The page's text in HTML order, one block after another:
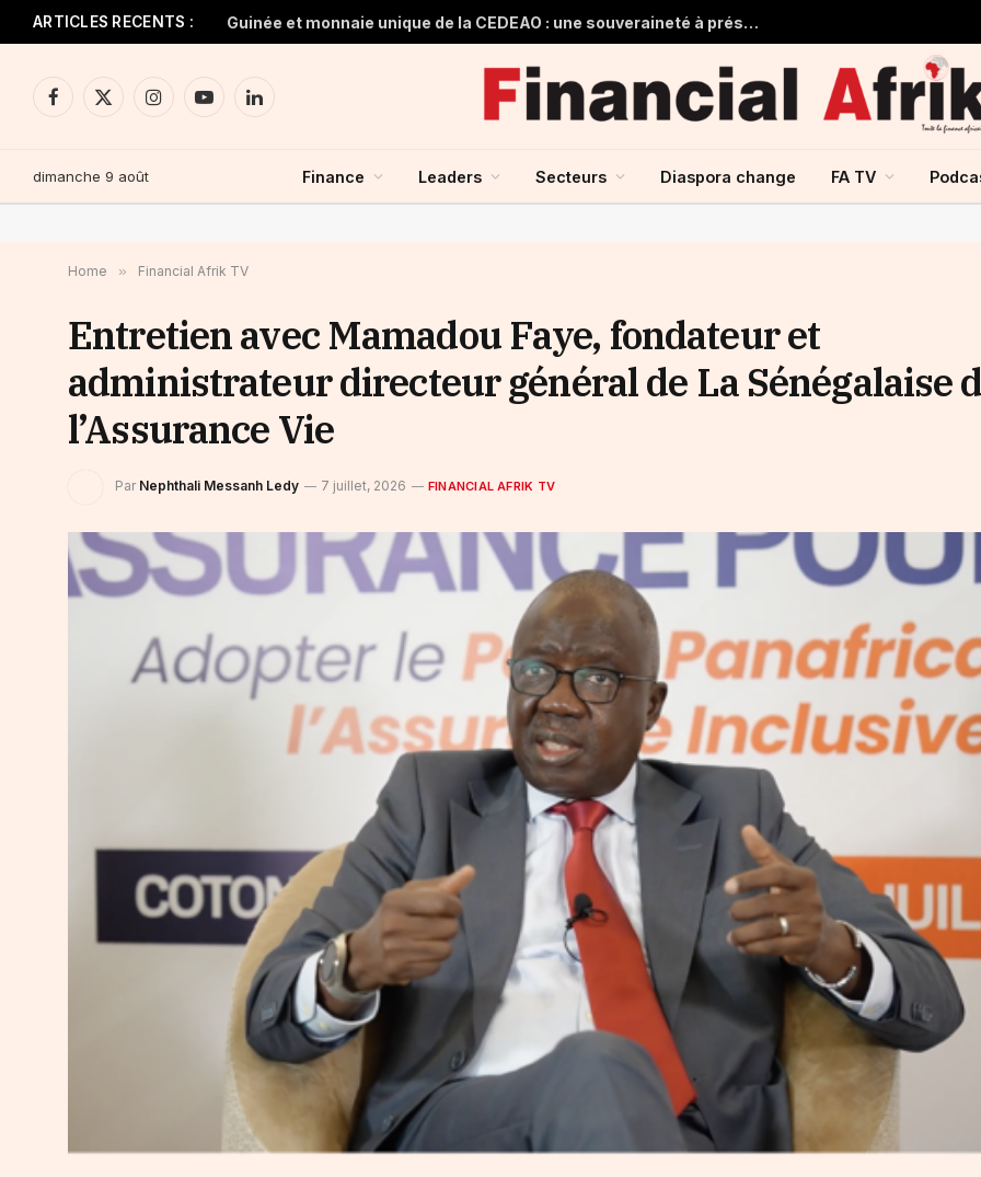
ARTICLES RECENTS : Guinée et monnaie unique de la CEDEAO : une souveraineté à préserver, une intégration à repenser
Facebook
X
InstagramYouTubeLinkedIn
dimanche 9 août Finance Leaders Secteurs Diaspora change FA TV
Home » Financial Afrik TV
Entretien avec Mamadou Faye, fondateur et
administrateur directeur général de La Sénégalaise
l’Assurance Vie
Par Nephthali Messanh Ledy 7 juillet, 2026 FINANCIAL AFRIK TV